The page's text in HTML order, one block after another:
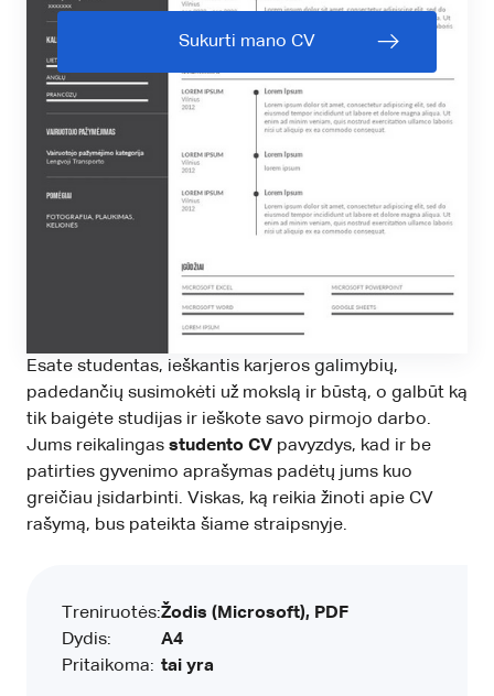
Sukurti mano CV
Esate studentas, ieškantis karjeros galimybių,
padedančių susimokėti už mokslą ir būstą, o galbūt ką
tik baigėte studijas ir ieškote savo pirmojo darbo.
Jums reikalingas studento CV pavyzdys, kad ir be
patirties gyvenimo aprašymas padėtų jums kuo
greičiau įsidarbinti. Viskas, ką reikia žinoti apie CV
rašymą, bus pateikta šiame straipsnyje.
Treniruotės:
Dydis:
Pritaikoma:
Žodis (Microsoft), PDF
A4
tai yra